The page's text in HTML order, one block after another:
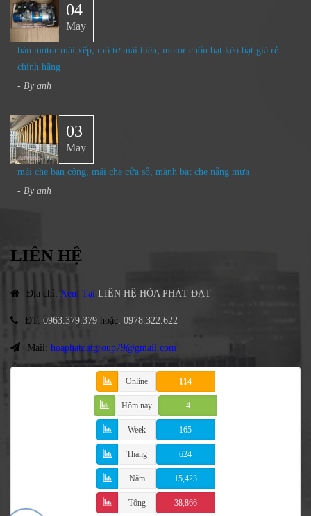
04
May
bán motor mái xếp, mô tơ mái hiên, motor cuốn bạt kéo bạt giá rẻ
chính hãng
- By anh
03
May
mái che ban công, mái che cửa sổ, mành bạt che nắng mưa
- By anh
LIÊN HỆ
Địa chỉ: Xem Tại LIÊN HỆ HÒA PHÁT ĐẠT
ĐT: 0963.379.379 hoặc: 0978.322.622
Mail: hoaphatdatgroup79@gmail.com
Online 114
Hôm nay 4
Week 165
Tháng 624
Năm 15,423
Tổng 38,866